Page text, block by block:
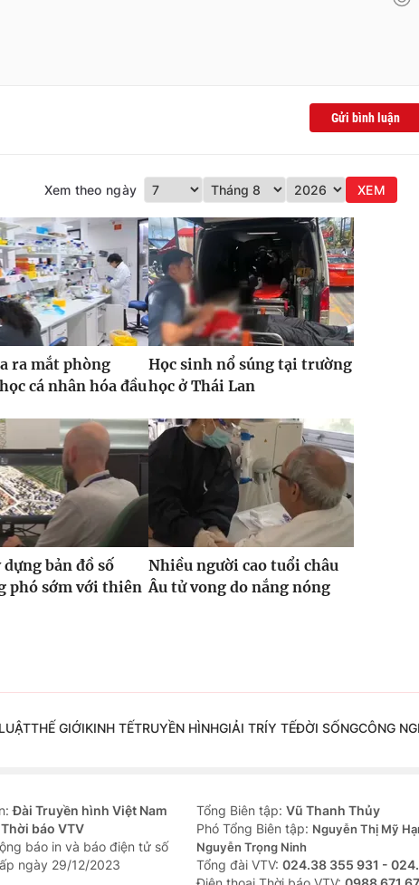
Gửi bình luận
Xem theo ngày XEM
ra mắt phòng
cá nhân hóa đầu
Học sinh nổ súng tại trường
học ở Thái Lan
dựng bản đồ số
phó sớm với thiên
Nhiều người cao tuổi châu
Âu tử vong do nắng nóng
THẾ GIỚIKINH TẾTRUYỀN HÌNHGIẢI TRÍY TẾĐỜI SỐNGCÔNG
Đài Truyền hình Việt Nam
Thời báo VTV
báo in và báo điện tử số
ngày 29/12/2023
Tổng Biên tập: Vũ Thanh Thủy
Phó Tổng Biên tập: Nguyễn Thị Mỹ
Nguyễn Trọng Ninh
Tổng đài VTV: 024.38 355 931 -